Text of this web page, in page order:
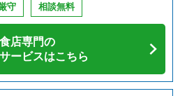
案件一覧
物件の案件一覧
売却物件の案件一覧
却物件の案件一覧
売却物件の案件一覧
却物件の案件一覧
却物件の案件一覧
焼の居抜き売却物件の案件一覧
の居抜き売却物件の案件一覧
ナックの居抜き売却物件の案件一覧
守 相談無料
店専門の
ービスはこちら